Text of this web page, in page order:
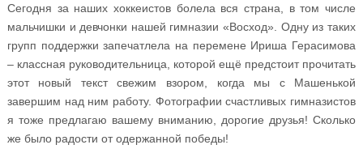
Сегодня за наших хоккеистов болела вся страна, в том числе
мальчишки и девчонки нашей гимназии «Восход». Одну из таких
групп поддержки запечатлела на перемене Ириша Герасимова
– классная руководительница, которой ещё предстоит прочитать
этот новый текст свежим взором, когда мы с Машенькой
завершим над ним работу. Фотографии счастливых гимназистов
я тоже предлагаю вашему вниманию, дорогие друзья! Сколько
же было радости от одержанной победы!